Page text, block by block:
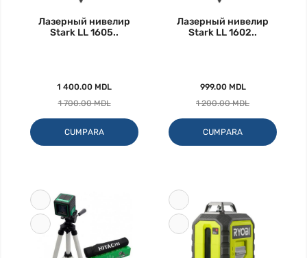
Лазерный нивелир
Stark LL 1605..
1 400.00 MDL
1 700.00 MDL
CUMPARA
Лазерный нивелир
Stark LL 1602..
999.00 MDL
1 200.00 MDL
CUMPARA